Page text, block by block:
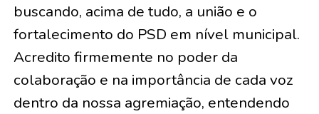
buscando, acima de tudo, a união e o
fortalecimento do PSD em nível municipal.
Acredito firmemente no poder da
colaboração e na importância de cada voz
dentro da nossa agremiação, entendendo